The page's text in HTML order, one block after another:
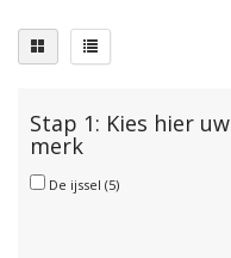
Stap 1: Kies hier uw
merk
De ijssel (5)